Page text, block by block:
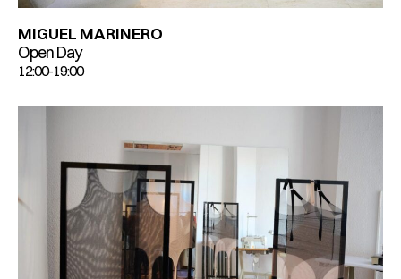
MIGUEL MARINERO
Open Day
12:00-19:00